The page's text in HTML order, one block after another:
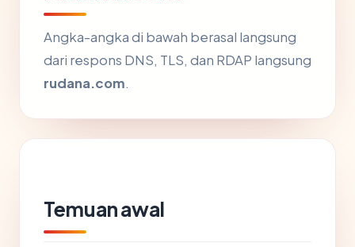
Angka-angka di bawah berasal langsung
dari respons DNS, TLS, dan RDAP langsung
rudana.com.
Temuan awal